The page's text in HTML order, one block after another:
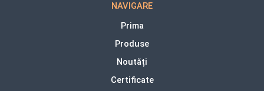
NAVIGARE
Prima
Produse
Noutăți
Certificate